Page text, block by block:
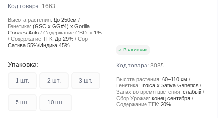
Код товара: 1663
Высота растения: До 250см
Генетика: (GSC x GG#4) x Gorilla
Cookies Auto
Содержание CBD: < 1%
Содержание ТГК: До 29%
Сорт:
Сатива 55%/Индика 45%
Упаковка:
1 шт. 2 шт. 3 шт.
5 шт. 10 шт.
В наличии
Код товара: 3035
Высота растения: 60–110 см
Генетика: Indica x Sativa Genetics
Запах во время цветения: слабый
Сбор Урожая: конец сентября
Содержание ТГК: 20%